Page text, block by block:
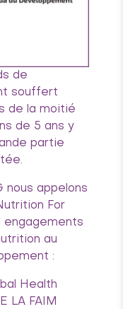
de
souffert
de la moitié
de 5 ans y
partie
nous appelons
For
engagements
au
:
Health
LA FAIM